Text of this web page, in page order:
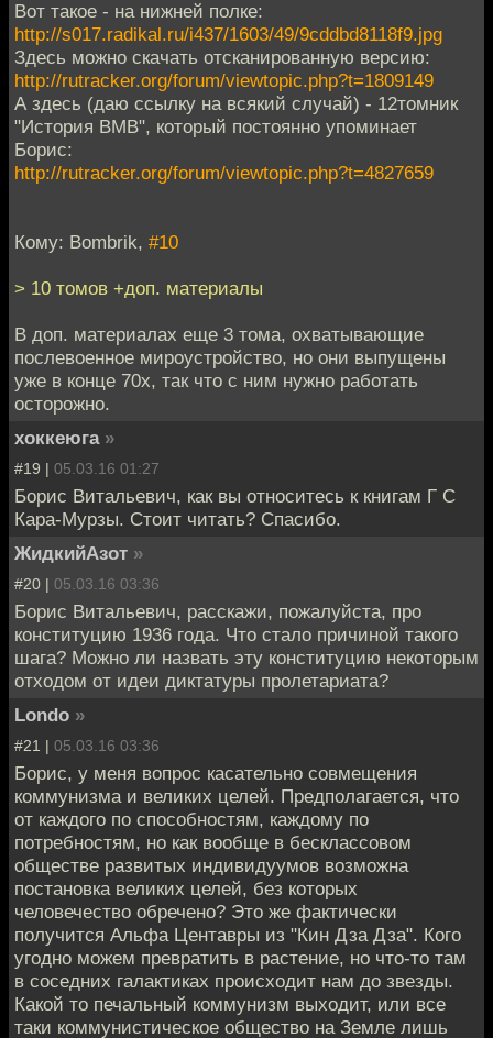
Вот такое - на нижней полке:
http://s017.radikal.ru/i437/1603/49/9cddbd8118f9.jpg
Здесь можно скачать отсканированную версию:
http://rutracker.org/forum/viewtopic.php?t=1809149
А здесь (даю ссылку на всякий случай) - 12томник
"История ВМВ", который постоянно упоминает
Борис:
http://rutracker.org/forum/viewtopic.php?t=4827659
Кому: Bombrik, #10
> 10 томов +доп. материалы
В доп. материалах еще 3 тома, охватывающие
послевоенное мироустройство, но они выпущены
уже в конце 70х, так что с ним нужно работать
осторожно.
хоккеюга »
#19 | 05.03.16 01:27
Борис Витальевич, как вы относитесь к книгам Г С
Кара-Мурзы. Стоит читать? Спасибо.
ЖидкийАзот »
#20 | 05.03.16 03:36
Борис Витальевич, расскажи, пожалуйста, про
конституцию 1936 года. Что стало причиной такого
шага? Можно ли назвать эту конституцию некоторым
отходом от идеи диктатуры пролетариата?
Londo »
#21 | 05.03.16 03:36
Борис, у меня вопрос касательно совмещения
коммунизма и великих целей. Предполагается, что
от каждого по способностям, каждому по
потребностям, но как вообще в бесклассовом
обществе развитых индивидуумов возможна
постановка великих целей, без которых
человечество обречено? Это же фактически
получится Альфа Центавры из "Кин Дза Дза". Кого
угодно можем превратить в растение, но что-то там
в соседних галактиках происходит нам до звезды.
Какой то печальный коммунизм выходит, или все
таки коммунистическое общество на Земле лишь